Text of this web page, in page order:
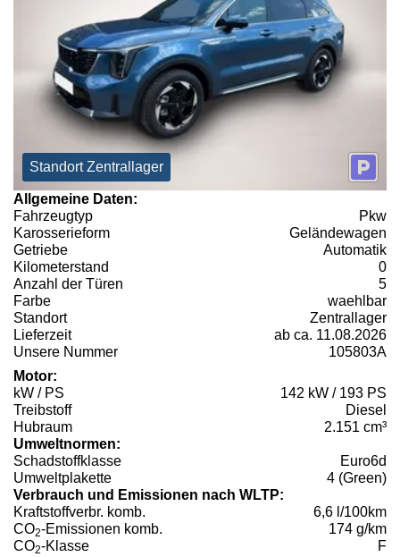
Standort Zentrallager
Allgemeine Daten:
Fahrzeugtyp
Pkw
Karosserieform
Geländewagen
Getriebe
Automatik
Kilometerstand
0
Anzahl der Türen
5
Farbe
waehlbar
Standort
Zentrallager
Lieferzeit
ab ca. 11.08.2026
Unsere Nummer
105803A
Motor:
kW / PS
142 kW / 193 PS
Treibstoff
Diesel
Hubraum
2.151 cm³
Umweltnormen:
Schadstoffklasse
Euro6d
Umweltplakette
4 (Green)
Verbrauch und Emissionen nach WLTP:
Kraftstoffverbr. komb.
6,6 l/100km
CO2-Emissionen komb.
174 g/km
CO2-Klasse F